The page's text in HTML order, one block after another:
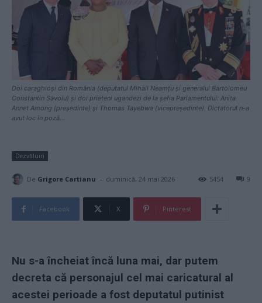
Doi caraghioși din România (deputatul Mihail Neamțu și generalul Bartolomeu
Constantin Săvoiu) și doi prieteni ugandezi de la șefia Parlamentului: Anita
Annet Among (președinte) și Thomas Tayebwa (vicepreședinte). Dictatorul n-a
avut loc în poză...
Dezvăluiri
De Grigore Cartianu - duminică, 24 mai 2026 9
5454
Facebook X Pinterest
Nu s-a încheiat încă luna mai, dar putem
decreta că personajul cel mai caricatural al
acestei perioade a fost deputatul putinist